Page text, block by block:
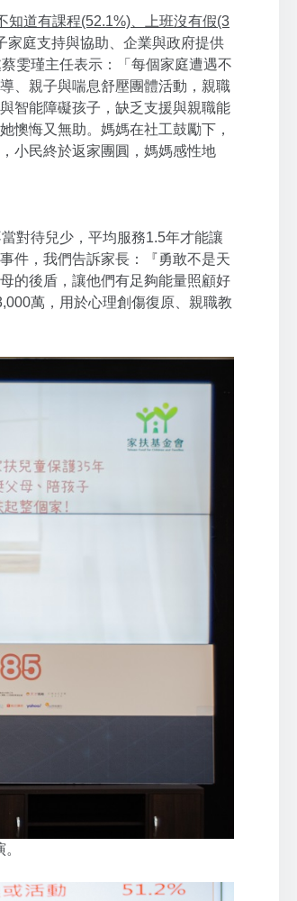
知道有課程(52.1%)、上班沒有假(3
家庭支持與協助、企業與政府提供
雯瑾主任表示：「每個家庭遭遇不
、親子與喘息舒壓團體活動，親職
智能障礙孩子，缺乏支援與親職能
懊悔又無助。媽媽在社工鼓勵下，
小民終於返家團圓，媽媽感性地
對待兒少，平均服務1.5年才能讓
件，我們告訴家長：『勇敢不是天
的後盾，讓他們有足夠能量照顧好
萬，用於心理創傷復原、親職教